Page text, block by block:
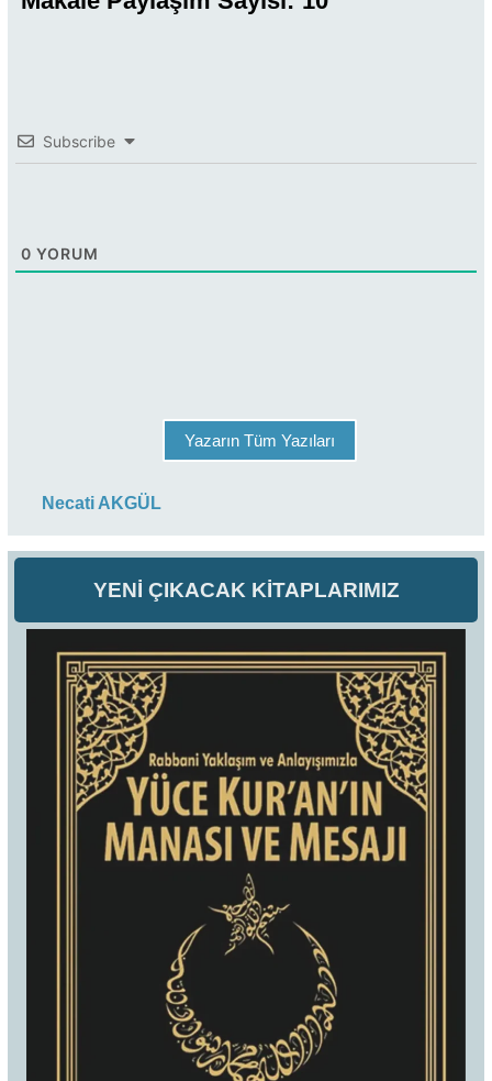
YENİ ÇIKACAK KİTAPLARIMIZ
Subscribe
0 YORUM
Yazarın Tüm Yazıları
Necati AKGÜL